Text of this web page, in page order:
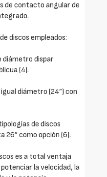
de contacto angular de
discos empleados:
diámetro dispar
(4).
diámetro (24”) con
de discos
26” como opción (6).
es a total ventaja
la velocidad, la